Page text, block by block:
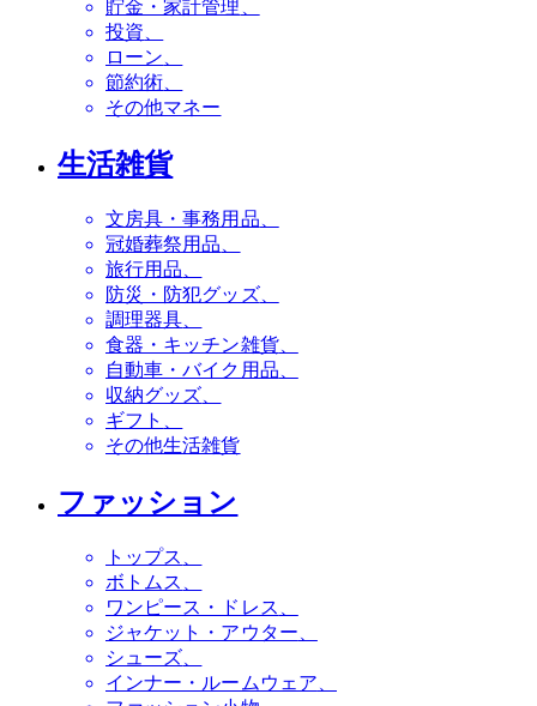
貯金・家計管理
投資
ローン
節約術
その他マネー
生活雑貨
文房具・事務用品
冠婚葬祭用品
旅行用品
防災・防犯グッズ
調理器具
食器・キッチン雑貨
自動車・バイク用品
収納グッズ
ギフト
その他生活雑貨
ファッション
トップス
ボトムス
ワンピース・ドレス
ジャケット・アウター
シューズ
インナー・ルームウェア